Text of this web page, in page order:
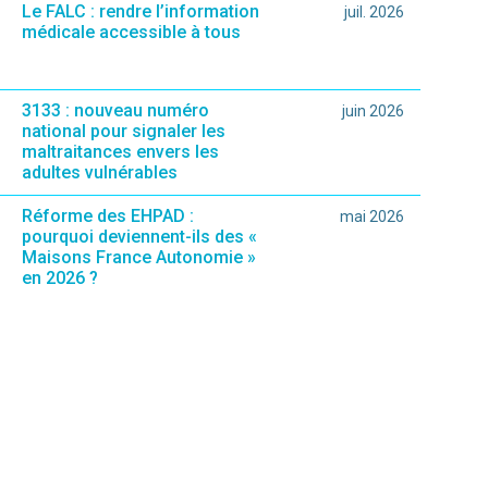
Le FALC : rendre l’information
médicale accessible à tous
juil. 2026
3133 : nouveau numéro
national pour signaler les
maltraitances envers les
adultes vulnérables
juin 2026
Réforme des EHPAD :
pourquoi deviennent-ils des «
Maisons France Autonomie »
en 2026 ?
mai 2026